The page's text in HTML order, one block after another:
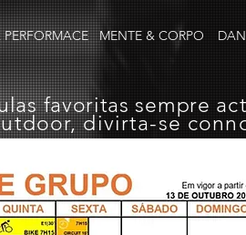
MENTE & CORPO
favoritas sempre
divirta-se